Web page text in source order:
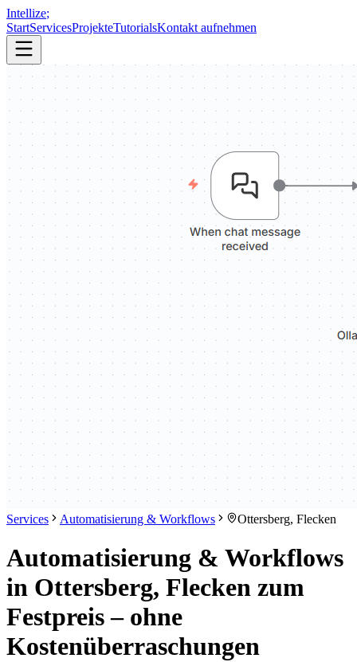
Intellize;
StartServicesProjekteTutorialsKontakt aufnehmen
Services Automatisierung & Workflows Ottersberg, Flecken
Automatisierung & Workflows
in Ottersberg, Flecken zum
Festpreis – ohne
Kostenüberraschungen